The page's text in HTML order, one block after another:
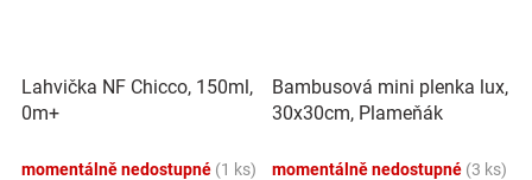
Lahvička NF Chicco, 150ml,
0m+
momentálně nedostupné (1 ks)
Bambusová mini plenka lux,
30x30cm, Plameňák
momentálně nedostupné (3 ks)